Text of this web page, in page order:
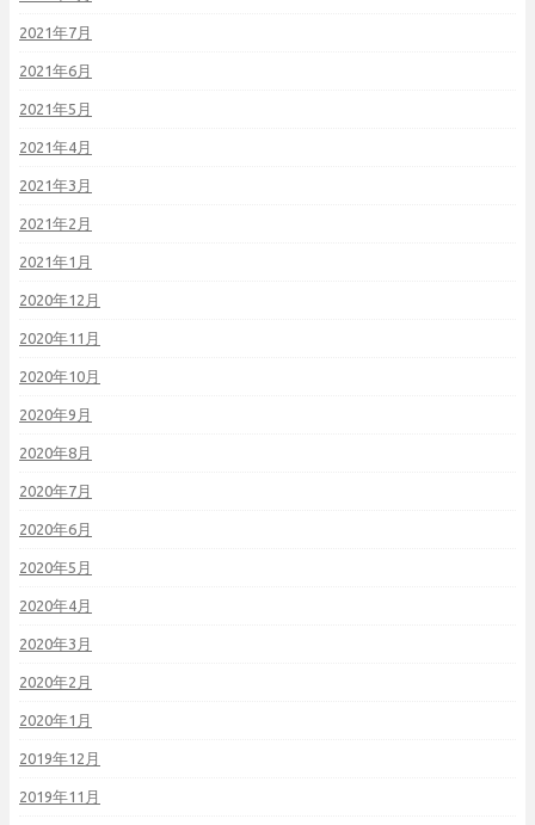
2021年7月
2021年6月
2021年5月
2021年4月
2021年3月
2021年2月
2021年1月
2020年12月
2020年11月
2020年10月
2020年9月
2020年8月
2020年7月
2020年6月
2020年5月
2020年4月
2020年3月
2020年2月
2020年1月
2019年12月
2019年11月